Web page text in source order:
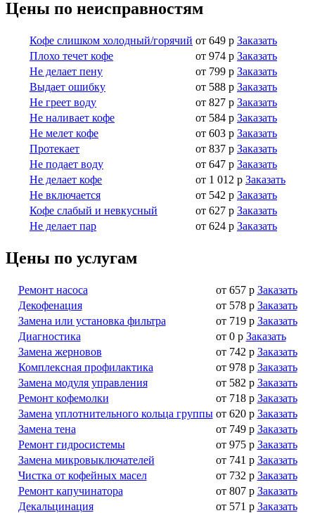
Цены по неисправностям
Кофе слишком холодный/горячий от 649 р Заказать
Плохо течет кофе
от 974 р Заказать
Не делает пену
от 799 р Заказать
Выдает ошибку
от 588 р Заказать
Не греет воду
от 827 р Заказать
Не наливает кофе
от 584 р Заказать
Не мелет кофе
от 603 р Заказать
Протекает
от 837 р Заказать
Не подает воду
от 647 р Заказать
Не делает кофе
от 1 012 р Заказать
Не включается
от 542 р Заказать
Кофе слабый и невкусный
от 627 р Заказать
Не делает пар
от 624 р Заказать
Цены по услугам
Ремонт насоса от 657 р Заказать
Декофенация
от 578 р Заказать
Замена или установка фильтра
от 719 р Заказать
Диагностика
от 0 р Заказать
Замена жерновов
от 742 р Заказать
Комплексная профилактика
от 978 р Заказать
Замена модуля управления
от 582 р Заказать
Ремонт кофемолки
от 718 р Заказать
Замена уплотнительного кольца группы от 620 р Заказать
Замена тена
от 749 р Заказать
Ремонт гидросистемы
от 975 р Заказать
Замена микровыключателей
от 741 р Заказать
Чистка от кофейных масел
от 732 р Заказать
Ремонт капучинатора
от 807 р Заказать
Декальцинация
от 571 р Заказать